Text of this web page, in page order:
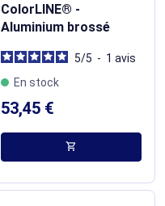
ColorLINE® -
Aluminium brossé
5/5 - 1 avis
En stock
53,45 €
shopping_cart